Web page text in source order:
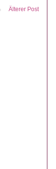
Älterer Post